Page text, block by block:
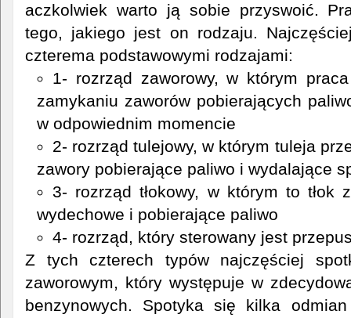
aczkolwiek warto ją sobie przyswoić.
tego, jakiego jest on rodzaju.
czterema podstawowymi rodzajami:
1- rozrząd zaworowy, w którym
zamykaniu zaworów pobierających
w odpowiednim momencie
2- rozrząd tulejowy, w którym tuleja
zawory pobierające paliwo i wydalające
3- rozrząd tłokowy, w którym to tłok
wydechowe i pobierające paliwo
4- rozrząd, który sterowany jest
Z tych czterech typów najczęściej
zaworowym, który występuje w
benzynowych. Spotyka się kilka